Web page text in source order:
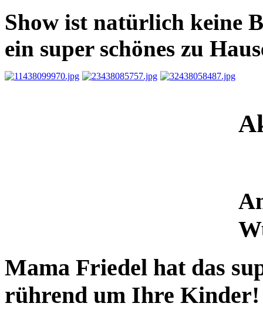
Show ist natürlich keine
ein super schönes zu
Mama Friedel hat das
rührend um Ihre Kinder!